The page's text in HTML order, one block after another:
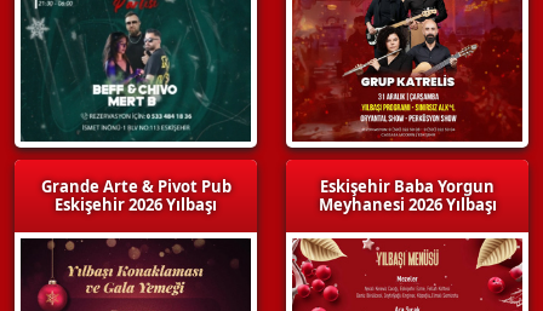
Grande Arte & Pivot Pub
Eskişehir 2026 Yılbaşı
Eskişehir Baba Yorgun
Meyhanesi 2026 Yılbaşı